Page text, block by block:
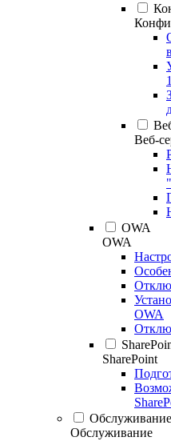
Веб-
OWA
OWA
OWA
SharePoint
Обслуживание
Обслуживание